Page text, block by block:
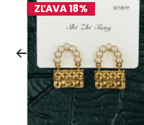
ZĽAVA 18%